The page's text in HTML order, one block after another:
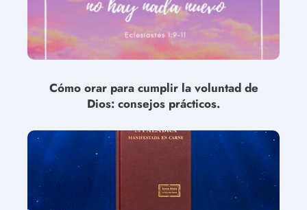
Cómo orar para cumplir la voluntad de
Dios: consejos prácticos.